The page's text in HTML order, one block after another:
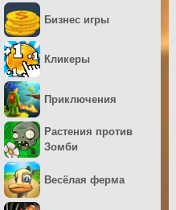
Бизнес игры
Кликеры
Приключения
Растения против
Зомби
Весёлая ферма